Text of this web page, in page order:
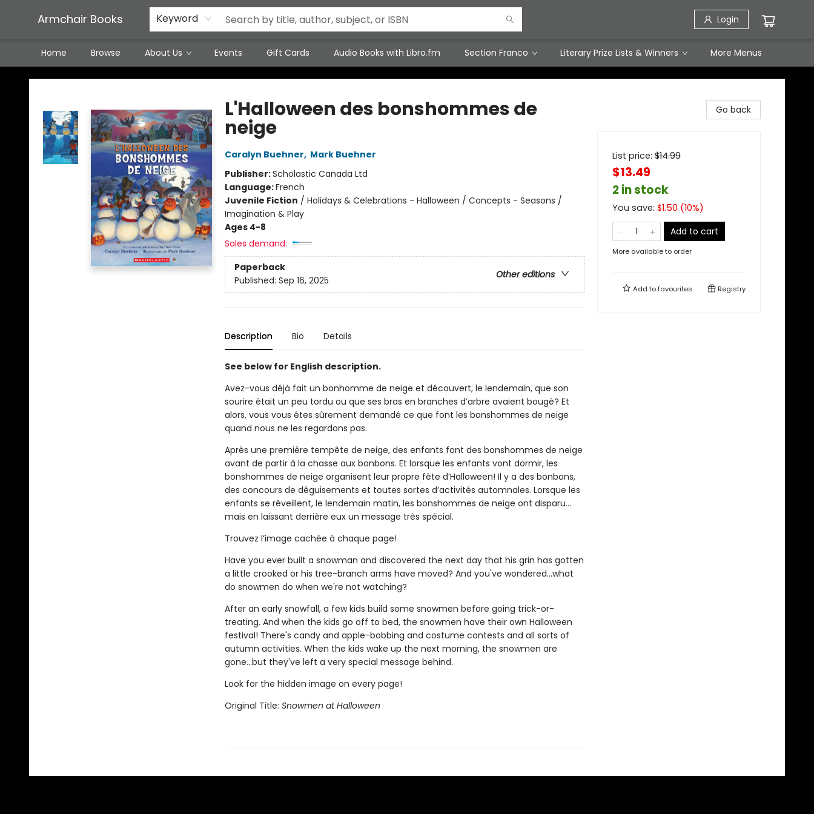
Armchair Books Keyword Login
Home Browse About Us Events Gift Cards Audio Books with Libro.fm Section Franco Literary Prize Lists & Winners
Featured Local Artisans
Media
Consignment/Stocking Requests
Contact & Hours
Terms & Conditions
More Menus
Armchair Books
L'Halloween des bonshommes de
neige
Caralyn Buehner, Mark Buehner
Publisher:Scholastic Canada Ltd
Language:French
Juvenile Fiction / Holidays & Celebrations - Halloween / Concepts - Seasons /
Imagination & Play
Ages 4-8
Sales demand:
Paperback
Other editions
Published: Sep 16, 2025
Description Bio Details
See below for English description.
Avez-vous déjà fait un bonhomme de neige et découvert, le lendemain, que son
sourire était un peu tordu ou que ses bras en branches d’arbre avaient bougé? Et
alors, vous vous êtes sûrement demandé ce que font les bonshommes de neige
quand nous ne les regardons pas.
Après une première tempête de neige, des enfants font des bonshommes de neige
avant de partir à la chasse aux bonbons. Et lorsque les enfants vont dormir, les
bonshommes de neige organisent leur propre fête d’Halloween! Il y a des bonbons,
des concours de déguisements et toutes sortes d’activités automnales. Lorsque les
enfants se réveillent, le lendemain matin, les bonshommes de neige ont disparu...
mais en laissant derrière eux un message très spécial.
Trouvez l’image cachée à chaque page!
Have you ever built a snowman and discovered the next day that his grin has gotten
a little crooked or his tree-branch arms have moved? And you've wondered…what
do snowmen do when we're not watching?
After an early snowfall, a few kids build some snowmen before going trick-or-
treating. And when the kids go off to bed, the snowmen have their own Halloween
festival! There's candy and apple-bobbing and costume contests and all sorts of
autumn activities. When the kids wake up the next morning, the snowmen are
gone…but they've left a very special message behind.
Look for the hidden image on every page!
Original Title: Snowmen at Halloween
Go back
List price: $14.99
$13.49
2 in stock
You save: $1.50 (10%)
Add to cart
More available to order
Add tofavourites Registry